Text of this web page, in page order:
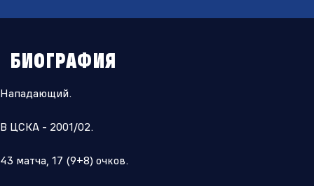
БИОГРАФИЯ
Нападающий.
В ЦСКА - 2001/02.
43 матча, 17 (9+8) очков.